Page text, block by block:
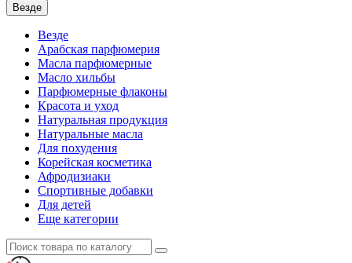
Везде
Везде
Арабская парфюмерия
Масла парфюмерные
Масло хильбы
Парфюмерные флаконы
Красота и уход
Натуральная продукция
Натуральные масла
Для похудения
Корейская косметика
Афродизиаки
Спортивные добавки
Для детей
Еще категории